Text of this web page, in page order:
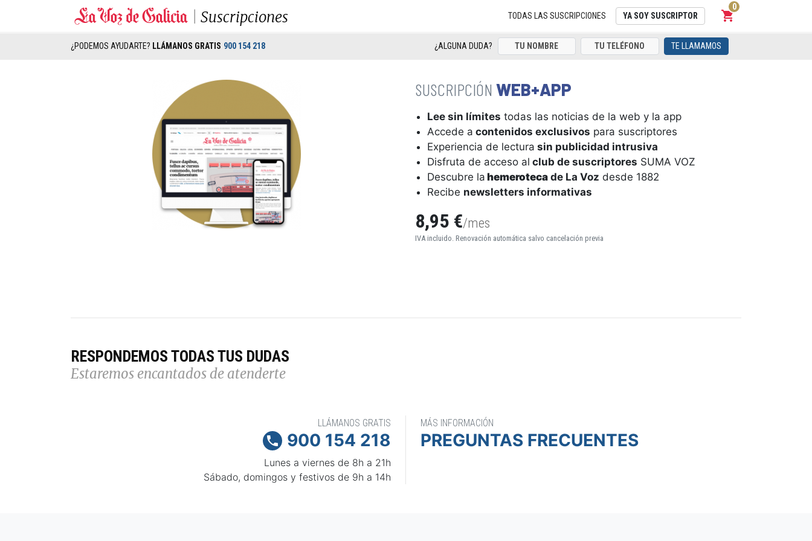
Suscripciones TODAS LAS SUSCRIPCIONES YA SOY SUSCRIPTOR shopping_cart
Carrito
0
¿PODEMOS AYUDARTE? LLÁMANOS GRATIS 900 154 218 ¿ALGUNA DUDA? TE LLAMAMOS
WEB+APP
Lee sin límites todas las noticias de la web y la app
Accede a contenidos exclusivos para suscriptores
Experiencia de lectura sin publicidad intrusiva
Disfruta de acceso al club de suscriptores SUMA VOZ
Descubre la hemeroteca de La Voz desde 1882
Recibe newsletters informativas
8,95 €/mes
IVA incluido. Renovación automática salvo cancelación previa
RESPONDEMOS TODAS TUS DUDAS
Estaremos encantados de atenderte
LLÁMANOS GRATIS
 900 154 218
Lunes a viernes de 8h a 21h
Sábado, domingos y festivos de 9h a 14h
MÁS INFORMACIÓN
PREGUNTAS FRECUENTES